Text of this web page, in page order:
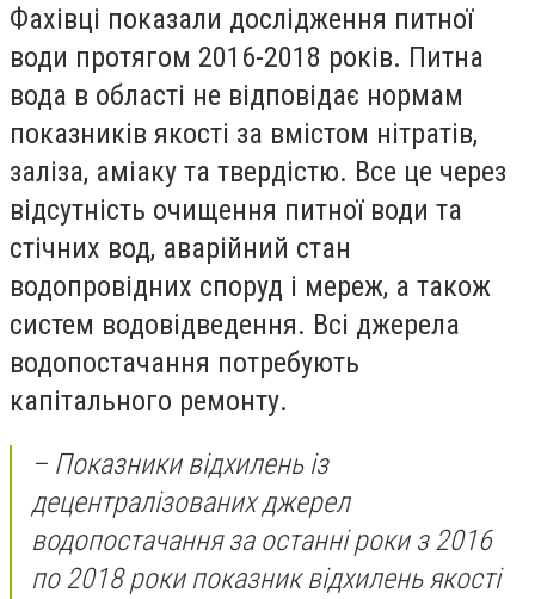
Фахівці показали дослідження питної
води протягом 2016-2018 років. Питна
вода в області не відповідає нормам
показників якості за вмістом нітратів,
заліза, аміаку та твердістю. Все це через
відсутність очищення питної води та
стічних вод, аварійний стан
водопровідних споруд і мереж, а також
систем водовідведення. Всі джерела
водопостачання потребують
капітального ремонту.
– Показники відхилень із
децентралізованих джерел
водопостачання за останні роки з 2016
по 2018 роки показник відхилень якості